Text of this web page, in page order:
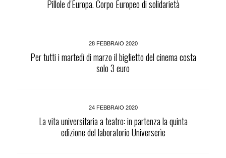
Pillole d'Europa. Corpo Europeo di solidarietà
28 FEBBRAIO 2020
Per tutti i martedì di marzo il biglietto del cinema costa
solo 3 euro
24 FEBBRAIO 2020
La vita universitaria a teatro: in partenza la quinta
edizione del laboratorio Universerìe